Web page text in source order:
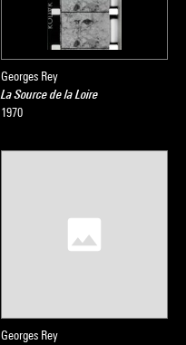
Georges Rey
La Source de la Loire
1970
Georges Rey